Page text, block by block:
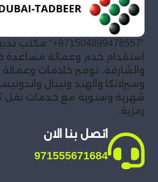
استقدام خدم وعمالة مساعدة
والشارقة. توفير خادمات وعمالة
وسيرلانكا والهند ونيبال
شهرية وسنوية مع خدمات نقل
رمزية.
اتصل بنا الان
971555671684